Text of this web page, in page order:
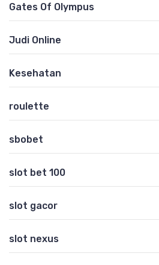
Gates Of Olympus
Judi Online
Kesehatan
roulette
sbobet
slot bet 100
slot gacor
slot nexus